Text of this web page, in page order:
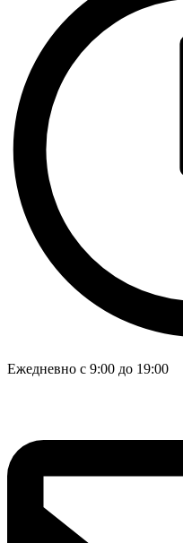
Ежедневно с 9:00 до 19:00